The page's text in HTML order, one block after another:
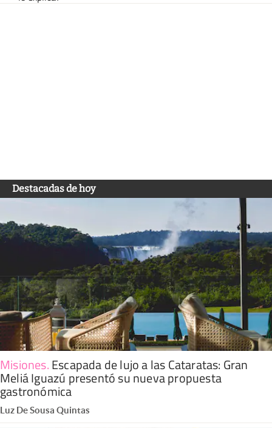
Destacadas de hoy
Misiones.Escapada de lujo a las Cataratas: Gran
Meliá Iguazú presentó su nueva propuesta
gastronómica
Luz De Sousa Quintas